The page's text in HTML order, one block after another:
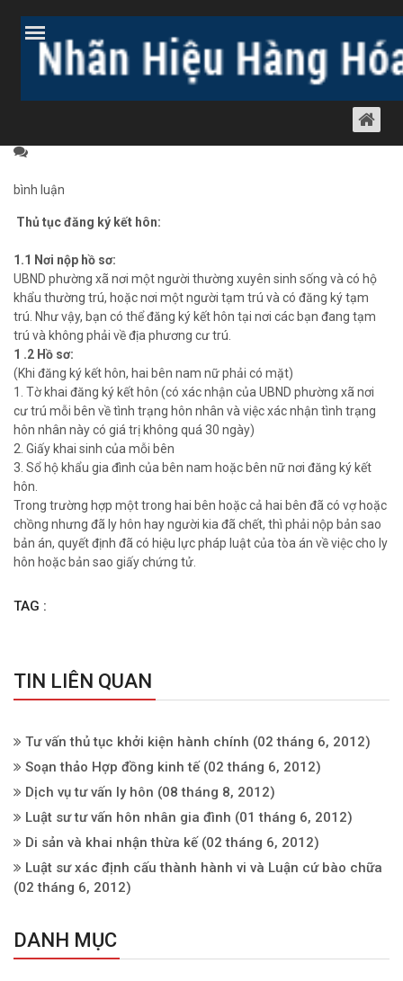
TƯ VẤN ĐĂNG KÝ KẾT HÔN
bình luận
Thủ tục đăng ký kết hôn:
1.1 Nơi nộp hồ sơ:
UBND phường xã nơi một người thường xuyên sinh sống và có hộ
khẩu thường trú, hoặc nơi một người tạm trú và có đăng ký tạm
trú. Như vậy, bạn có thể đăng ký kết hôn tại nơi các bạn đang tạm
trú và không phải về địa phương cư trú.
1 .2 Hồ sơ:
(Khi đăng ký kết hôn, hai bên nam nữ phải có mặt)
1. Tờ khai đăng ký kết hôn (có xác nhận của UBND phường xã nơi
cư trú mỗi bên về tình trạng hôn nhân và việc xác nhận tình trạng
hôn nhân này có giá trị không quá 30 ngày)
2. Giấy khai sinh của mỗi bên
3. Sổ hộ khẩu gia đình của bên nam hoặc bên nữ nơi đăng ký kết
hôn.
Trong trường hợp một trong hai bên hoặc cả hai bên đã có vợ hoặc
chồng nhưng đã ly hôn hay người kia đã chết, thì phải nộp bản sao
bản án, quyết định đã có hiệu lực pháp luật của tòa án về việc cho ly
hôn hoặc bản sao giấy chứng tử.
TAG :
TIN LIÊN QUAN
Tư vấn thủ tục khởi kiện hành chính (02 tháng 6, 2012)
Soạn thảo Hợp đồng kinh tế(02 tháng 6, 2012)
Dịch vụ tư vấn ly hôn (08 tháng 8, 2012)
Luật sư tư vấn hôn nhân gia đình (01 tháng 6, 2012)
Di sản và khai nhận thừa kế(02 tháng 6, 2012)
Luật sư xác định cấu thành hành vi và Luận cứ bào chữa
(02 tháng 6, 2012)
DANH MỤC